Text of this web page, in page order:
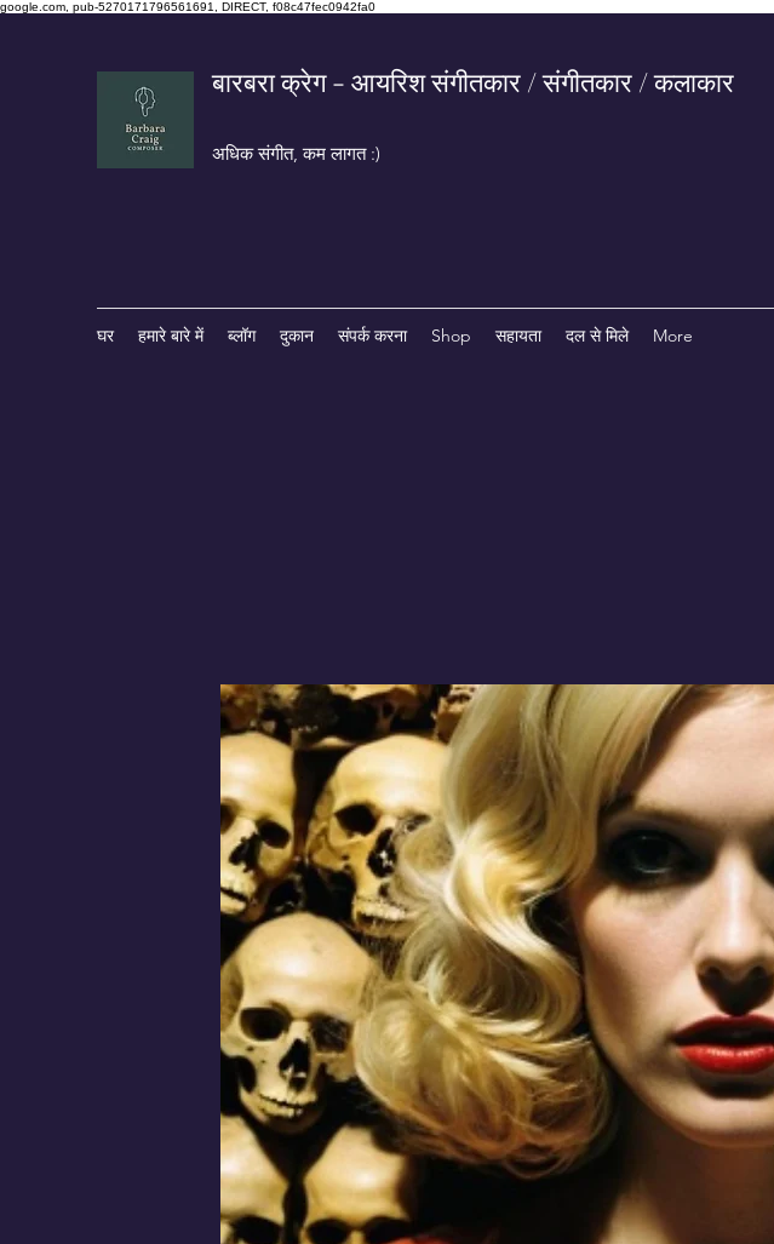
google.com, pub-5270171796561691, DIRECT, f08c47fec0942fa0
बारबरा क्रेग - आयरिश संगीतकार / संगीतकार / कलाकार
अधिक संगीत, कम लागत :)
घर हमारे बारे में ब्लॉग दुकान संपर्क करना Shop सहायता दल से मिले More